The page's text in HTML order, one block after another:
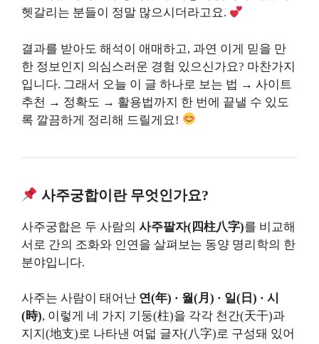
헷갈리는 분들이 정말 많으시더라고요.
결과를 받아도 해석이 애매하고, 과연 이게 믿을 만
한 정보인지 의심스러운 경험 있으신가요? 마찬가지
입니다. 그래서 오늘 이 글 하나로 보는 법 → 사이트
추천 → 정확도 → 활용법까지 한 번에 끝낼 수 있도
록 깔끔하게 정리해 드릴게요!
사주궁합이란 무엇인가요?
사주궁합은 두 사람의 사주팔자(四柱八字)를 비교해
서로 간의 조화와 인연을 살펴보는 동양 명리학의 한
분야입니다.
사주는 사람이 태어난 연(年) · 월(月) · 일(日) · 시
(時), 이렇게 네 가지 기둥(柱)을 각각 천간(天干)과
지지(地支)로 나타낸 여덟 글자(八字)로 구성돼 있어